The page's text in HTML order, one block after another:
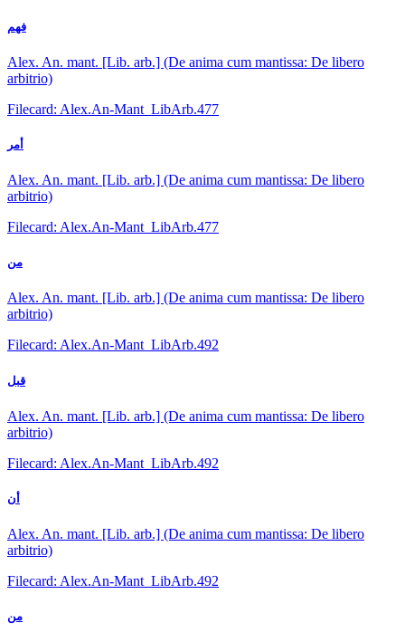
فهم
Alex. An. mant. [Lib. arb.] (De anima cum mantissa: De libero
arbitrio)
Filecard: Alex.An-Mant_LibArb.477
أمر
Alex. An. mant. [Lib. arb.] (De anima cum mantissa: De libero
arbitrio)
Filecard: Alex.An-Mant_LibArb.477
من
Alex. An. mant. [Lib. arb.] (De anima cum mantissa: De libero
arbitrio)
Filecard: Alex.An-Mant_LibArb.492
قبل
Alex. An. mant. [Lib. arb.] (De anima cum mantissa: De libero
arbitrio)
Filecard: Alex.An-Mant_LibArb.492
أن
Alex. An. mant. [Lib. arb.] (De anima cum mantissa: De libero
arbitrio)
Filecard: Alex.An-Mant_LibArb.492
من